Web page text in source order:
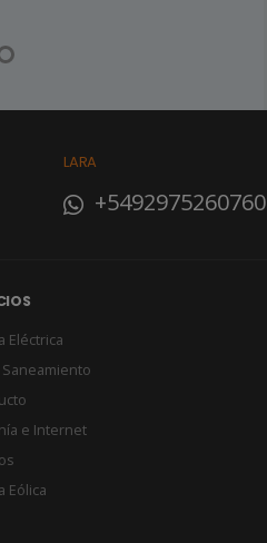
LARA
+5492975260760
Eléctrica
Saneamiento
e Internet
Eólica